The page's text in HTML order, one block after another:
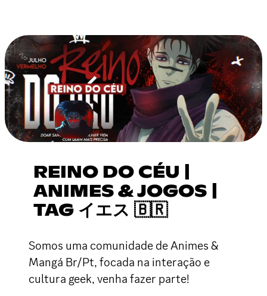
REINO DO CÉU |
ANIMES & JOGOS |
TAG イエス 🇧🇷
Somos uma comunidade de Animes &
Mangá Br/Pt, focada na interação e
cultura geek, venha fazer parte!